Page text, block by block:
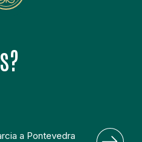
a Pontevedra